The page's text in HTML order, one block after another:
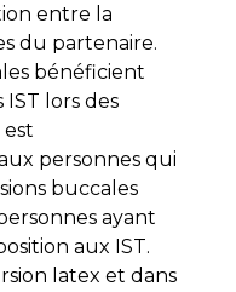
entre la
du partenaire.
bénéficient
lors des
est
personnes qui
buccales
ayant
aux IST.
latex et dans